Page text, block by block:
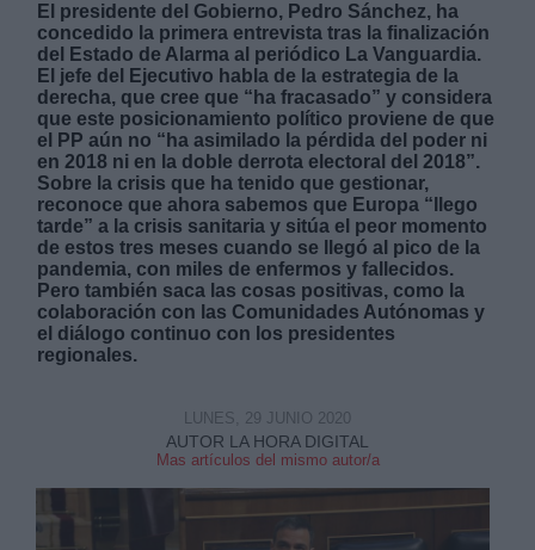
El presidente del Gobierno, Pedro Sánchez, ha
concedido la primera entrevista tras la finalización
del Estado de Alarma al periódico La Vanguardia.
El jefe del Ejecutivo habla de la estrategia de la
derecha, que cree que “ha fracasado” y considera
que este posicionamiento político proviene de que
el PP aún no “ha asimilado la pérdida del poder ni
en 2018 ni en la doble derrota electoral del 2018”.
Sobre la crisis que ha tenido que gestionar,
reconoce que ahora sabemos que Europa “llego
tarde” a la crisis sanitaria y sitúa el peor momento
de estos tres meses cuando se llegó al pico de la
pandemia, con miles de enfermos y fallecidos.
Pero también saca las cosas positivas, como la
colaboración con las Comunidades Autónomas y
el diálogo continuo con los presidentes
regionales.
AUTOR LA HORA DIGITAL
Mas artículos del mismo autor/a
LUNES, 29 JUNIO 2020